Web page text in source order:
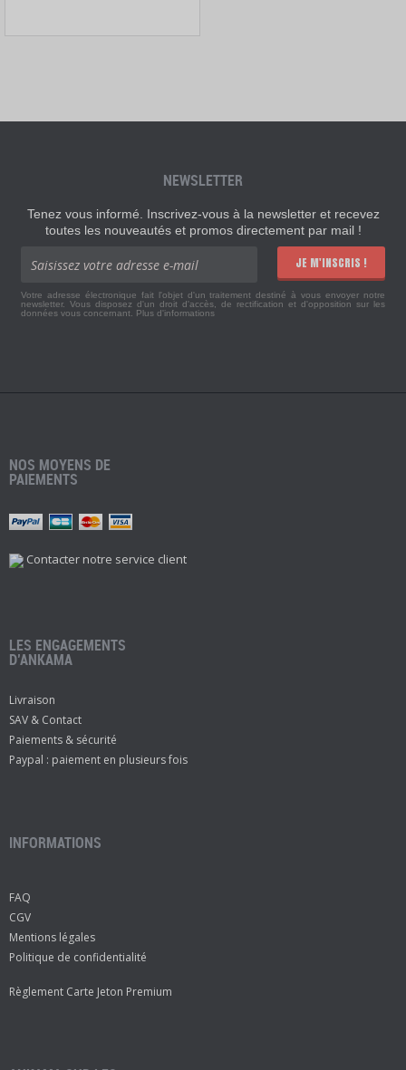
NEWSLETTER
Tenez vous informé. Inscrivez-vous à la newsletter et recevez
toutes les nouveautés et promos directement par mail !
JE M'INSCRIS !
Votre adresse électronique fait l'objet d'un traitement destiné à vous envoyer notre
newsletter. Vous disposez d'un droit d'accès, de rectification et d'opposition sur les
données vous concernant. Plus d'informations
NOS MOYENS DE
PAIEMENTS
Contacter notre service client
LES ENGAGEMENTS
D’ANKAMA
Livraison
SAV & Contact
Paiements & sécurité
Paypal : paiement en plusieurs fois
INFORMATIONS
FAQ
CGV
Mentions légales
Politique de confidentialité
Règlement Carte Jeton Premium